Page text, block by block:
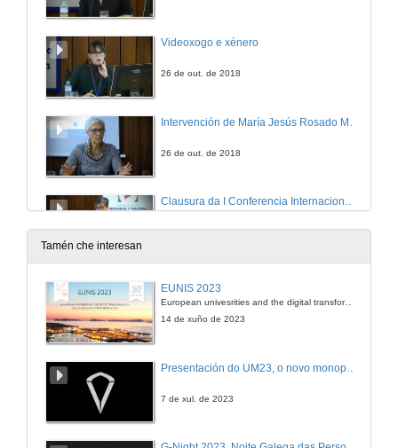
Videoxogo e xénero
26 de out. de 2018
26 de out. de 2018
Clausura da I Conferencia Internacional de Videoxogos e Publicidade
26 de out. de 2018
Tamén che interesan
EUNIS 2023
European univesrities and the digital transformation: challenges and opportunities ahead
14 de xuño de 2023
7 de xul. de 2023